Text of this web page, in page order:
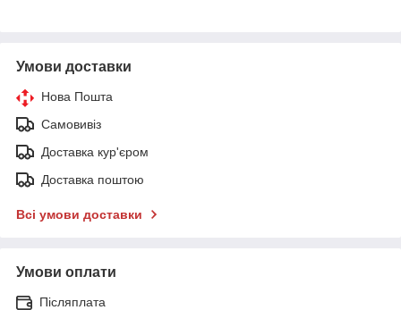
Умови доставки
Нова Пошта
Самовивіз
Доставка кур'єром
Доставка поштою
Всі умови доставки
Умови оплати
Післяплата